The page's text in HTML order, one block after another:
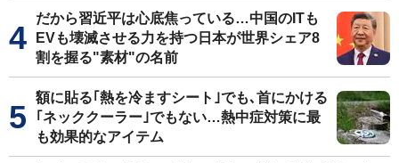
だから習近平は心底焦っている…中国のITも
EVも壊滅させる力を持つ日本が世界シェア8
割を握る"素材"の名前
額に貼る｢熱を冷ますシート｣でも､首にかける
｢ネッククーラー｣でもない…熱中症対策に最
も効果的なアイテム